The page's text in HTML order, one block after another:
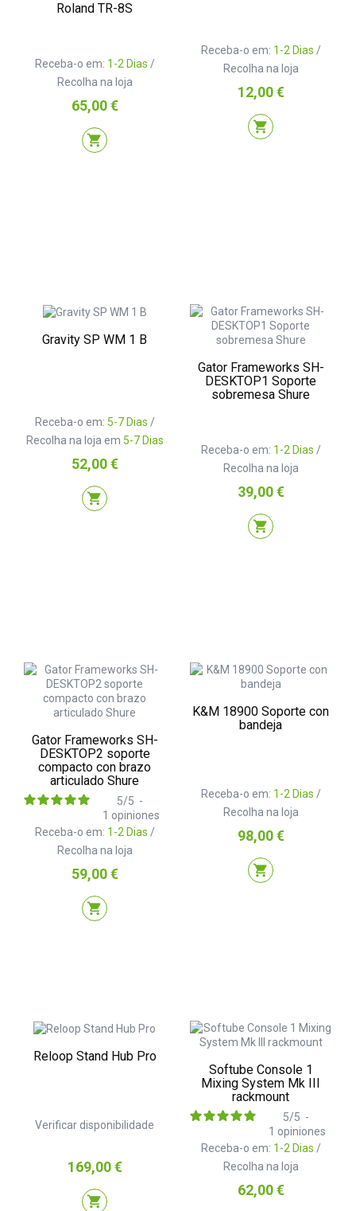
Roland TR-8S
Receba-o em: 1-2 Dias /
Recolha na loja
Preço
65,00 €
shopping_cart
Receba-o em: 1-2 Dias /
Recolha na loja
Preço
12,00 €
shopping_cart
Gravity SP WM 1 B
Receba-o em: 5-7 Dias /
Recolha na loja em 5-7 Dias
Preço
52,00 €
shopping_cart
Gator Frameworks SH-
DESKTOP1 Soporte
sobremesa Shure
Receba-o em: 1-2 Dias /
Recolha na loja
Preço
39,00 €
shopping_cart
Gator Frameworks SH-
DESKTOP2 soporte
compacto con brazo
articulado Shure
Receba-o em: 1-2 Dias /
Recolha na loja
5/5 -
1 opiniones
Preço
59,00 €
shopping_cart
K&M 18900 Soporte con
bandeja
Receba-o em: 1-2 Dias /
Recolha na loja
Preço
98,00 €
shopping_cart
Reloop Stand Hub Pro
Verificar disponibilidade
Preço
169,00 €
shopping_cart
Softube Console 1
Mixing System Mk III
rackmount
Receba-o em: 1-2 Dias /
Recolha na loja
5/5 -
1 opiniones
Preço
62,00 €